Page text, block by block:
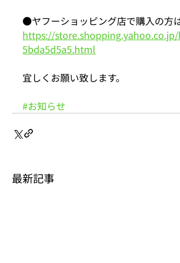
●ヤフーショッピング店で購入の方
https://
5bda5d5a5.html
宜しくお願い致します。
#お知らせ
最新記事